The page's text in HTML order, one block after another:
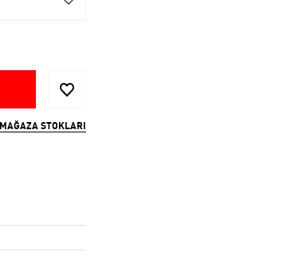
MAĞAZA STOKLARI